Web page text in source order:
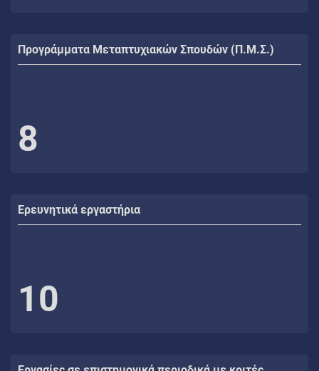
Προγράμματα Μεταπτυχιακών Σπουδών (Π.Μ.Σ.)
8
Ερευνητικά εργαστήρια
10